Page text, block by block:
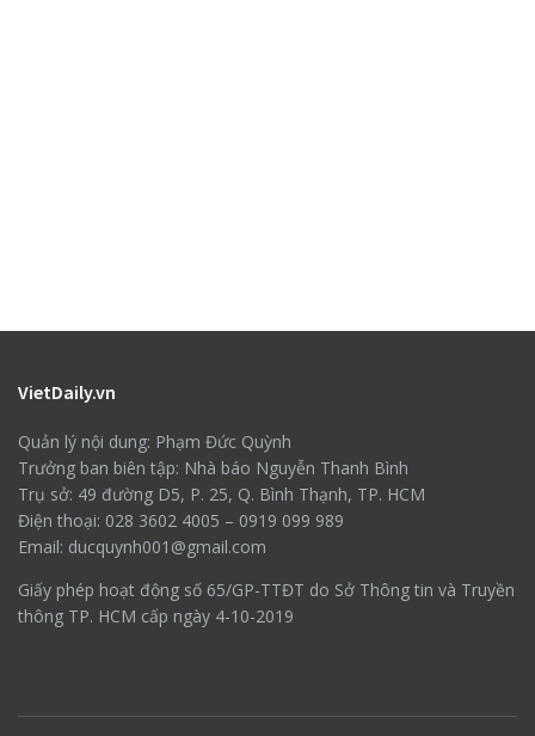
VietDaily.vn
Quản lý nội dung: Phạm Đức Quỳnh
Trưởng ban biên tập: Nhà báo Nguyễn Thanh Bình
Trụ sở: 49 đường D5, P. 25, Q. Bình Thạnh, TP. HCM
Điện thoại: 028 3602 4005 – 0919 099 989
Email: ducquynh001@gmail.com
Giấy phép hoạt động số 65/GP-TTĐT do Sở Thông tin và Truyền
thông TP. HCM cấp ngày 4-10-2019